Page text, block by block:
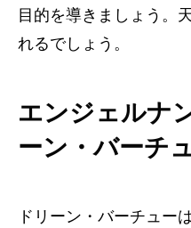
目的を導きましょう。
れるでしょう。
エンジェルナ
ーン・バーチ
ドリーン・バーチュー